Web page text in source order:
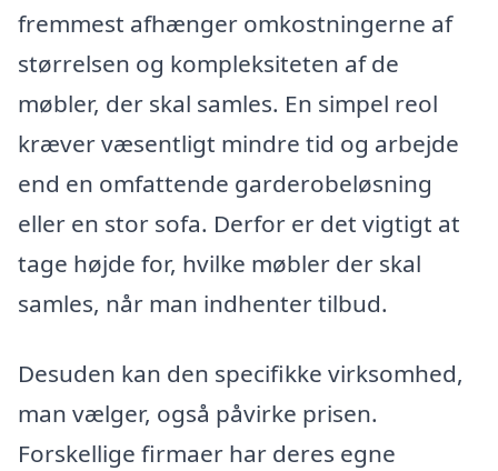
fremmest afhænger omkostningerne af
størrelsen og kompleksiteten af de
møbler, der skal samles. En simpel reol
kræver væsentligt mindre tid og arbejde
end en omfattende garderobeløsning
eller en stor sofa. Derfor er det vigtigt at
tage højde for, hvilke møbler der skal
samles, når man indhenter tilbud.
Desuden kan den specifikke virksomhed,
man vælger, også påvirke prisen.
Forskellige firmaer har deres egne